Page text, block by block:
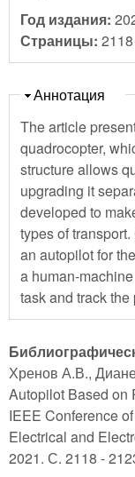
Год издания:
Страницы:
Скрыть
Аннотация
The article
quadrocopter,
structure allows
upgrading it
developed to
types of
an autopilot for
a human-
task and track
Хренов А.В.,
Autopilot Based on
IEEE Conference
Electrical and
2021. С. 2118 -